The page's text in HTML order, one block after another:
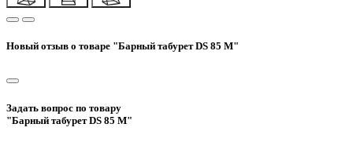
Новый отзыв о товаре "Барный табурет DS 85 М"
Задать вопрос по товару
"Барный табурет DS 85 М"